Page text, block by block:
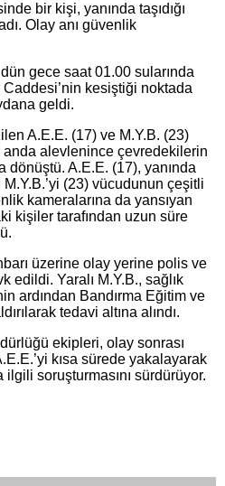
bir kişi, yanında taşıdığı
Olay anı güvenlik
gece saat 01.00 sularında
kesiştiği noktada
geldi.
A.E.E. (17) ve M.Y.B. (23)
anda alevlenince çevredekilerin
dönüştü. A.E.E. (17), yanında
M.Y.B.’yi (23) vücudunun çeşitli
kameralarına da yansıyan
kişiler tarafından uzun süre
üzerine olay yerine polis ve
edildi. Yaralı M.Y.B., sağlık
ardından Bandırma Eğitim ve
tedavi altına alındı.
ekipleri, olay sonrası
kısa sürede yakalayarak
soruşturmasını sürdürüyor.